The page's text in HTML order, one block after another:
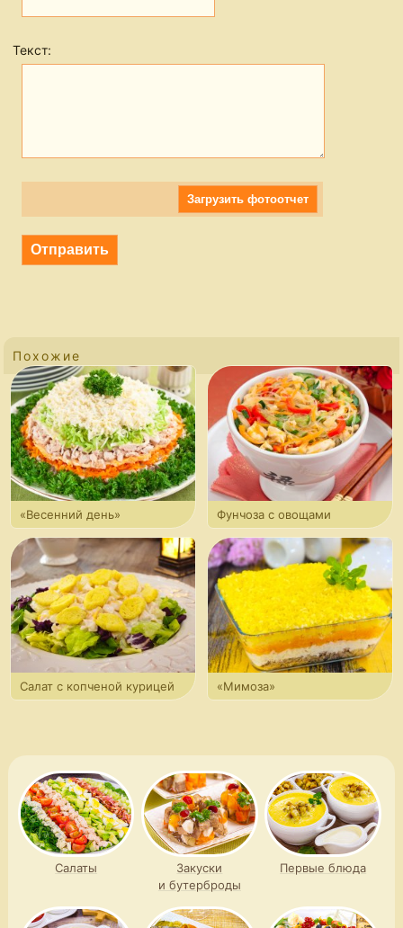
Текст:
Загрузить фотоотчет
Похожие
«Весенний день»
Фунчоза с овощами
и куриным филе
Салат с копченой курицей
«Мимоза»
Салаты
Закуски
и бутерброды
Первые блюда